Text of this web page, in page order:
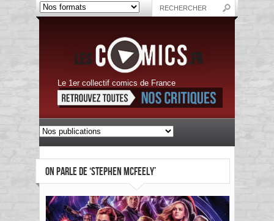
Le 1er collectif comics de France
ON PARLE DE ‘STEPHEN MCFEELY’